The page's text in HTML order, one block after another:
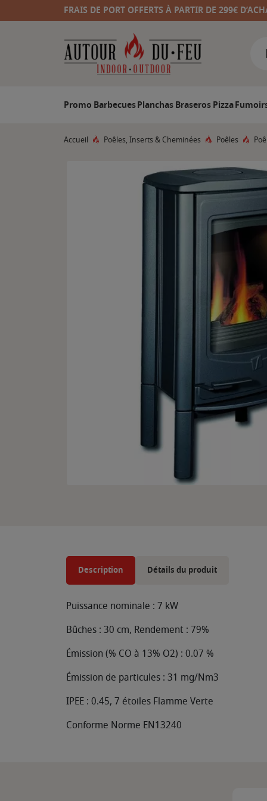
FRAIS DE PORT OFFERTS À PARTIR DE 299€
Promo BarbecuesPlanchasBraserosPizza
Accueil Poêles, Inserts & Cheminées Poêles
Description Détails du produit
Puissance nominale : 7 kW
Bûches : 30 cm, Rendement : 79%
Émission (% CO à 13% O2) : 0.07 %
Émission de particules : 31 mg/Nm3
IPEE : 0.45, 7 étoiles Flamme Verte
Conforme Norme EN13240